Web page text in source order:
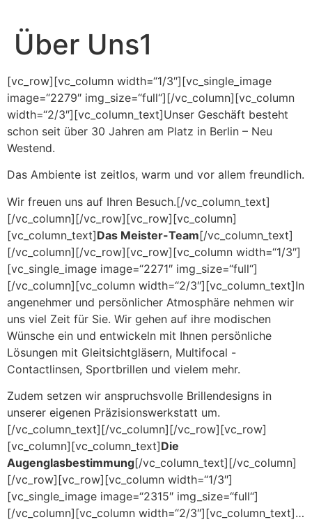
Über Uns1
[vc_row][vc_column width=“1/3″][vc_single_image
image=“2279″ img_size=“full“][/vc_column][vc_column
width=“2/3″][vc_column_text]Unser Geschäft besteht
schon seit über 30 Jahren am Platz in Berlin – Neu
Westend.
Das Ambiente ist zeitlos, warm und vor allem freundlich.
Wir freuen uns auf Ihren Besuch.[/vc_column_text]
[/vc_column][/vc_row][vc_row][vc_column]
[vc_column_text]Das Meister-Team[/vc_column_text]
[/vc_column][/vc_row][vc_row][vc_column width=“1/3″]
[vc_single_image image=“2271″ img_size=“full“]
[/vc_column][vc_column width=“2/3″][vc_column_text]In
angenehmer und persönlicher Atmosphäre nehmen wir
uns viel Zeit für Sie. Wir gehen auf ihre modischen
Wünsche ein und entwickeln mit Ihnen persönliche
Lösungen mit Gleitsichtgläsern, Multifocal -
Contactlinsen, Sportbrillen und vielem mehr.
Zudem setzen wir anspruchsvolle Brillendesigns in
unserer eigenen Präzisionswerkstatt um.
[/vc_column_text][/vc_column][/vc_row][vc_row]
[vc_column][vc_column_text]Die
Augenglasbestimmung[/vc_column_text][/vc_column]
[/vc_row][vc_row][vc_column width=“1/3″]
[vc_single_image image=“2315″ img_size=“full“]
[/vc_column][vc_column width=“2/3″][vc_column_text]…